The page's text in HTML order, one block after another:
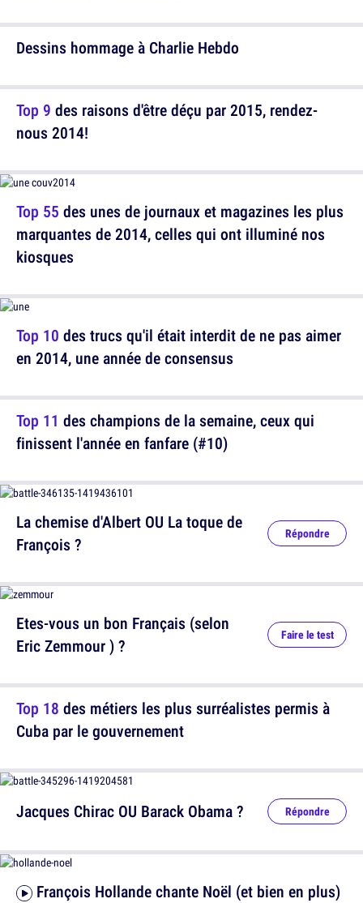
Dessins hommage à Charlie Hebdo
Top 55 des unes de journaux et magazines les plus
marquantes de 2014, celles qui ont illuminé nos
kiosques
Top 11 des champions de la semaine, ceux qui
finissent l'année en fanfare (#10)
Etes-vous un bon Français (selon
Eric Zemmour ) ?
Faire le test
Jacques Chirac OU Barack Obama ? Répondre
Top 9 des raisons d'être déçu par 2015, rendez-
nous 2014!
Top 10 des trucs qu'il était interdit de ne pas aimer
en 2014, une année de consensus
La chemise d'Albert OU La toque de
François ?
Répondre
Top 18 des métiers les plus surréalistes permis à
Cuba par le gouvernement
François Hollande chante Noël (et bien en plus)